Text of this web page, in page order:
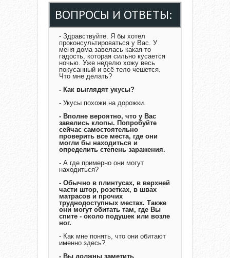
ВОПРОСЫ И ОТВЕТЫ:
- Здравствуйте. Я бы хотел
проконсультироваться у Вас. У
меня дома завелась какая-то
гадость, которая сильно кусается
ночью. Уже неделю хожу весь
покусанный и всё тело чешется.
Что мне делать?
- Как выглядят укусы?
- Укусы похожи на дорожки.
- Вполне вероятно, что у Вас
завелись клопы. Попробуйте
сейчас самостоятельно
проверить все места, где они
могли бы находиться и
определить степень заражения.
- А где примерно они могут
находиться?
- Обычно в плинтусах, в верхней
части штор, розетках, в швах
матрасов и прочих
труднодоступных местах. Также
они могут обитать там, где Вы
спите - около подушек или возле
ног.
- Как мне понять, что они обитают
именно здесь?
- Вы должны заметить